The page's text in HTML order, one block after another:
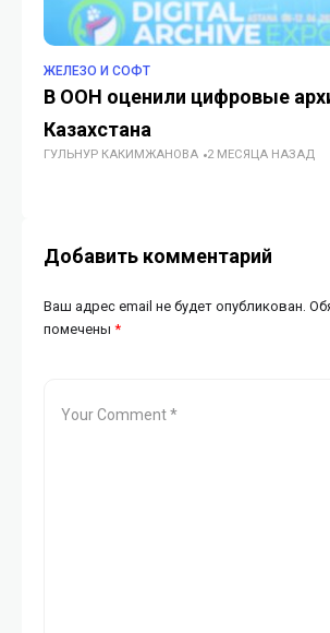
ЖЕЛЕЗО И СОФТ
В ООН оценили цифровые
Казахстана
ГУЛЬНУР КАКИМЖАНОВА 2 МЕСЯЦА НАЗАД
Добавить комментарий
Ваш адрес email не будет опубликован.
помечены *